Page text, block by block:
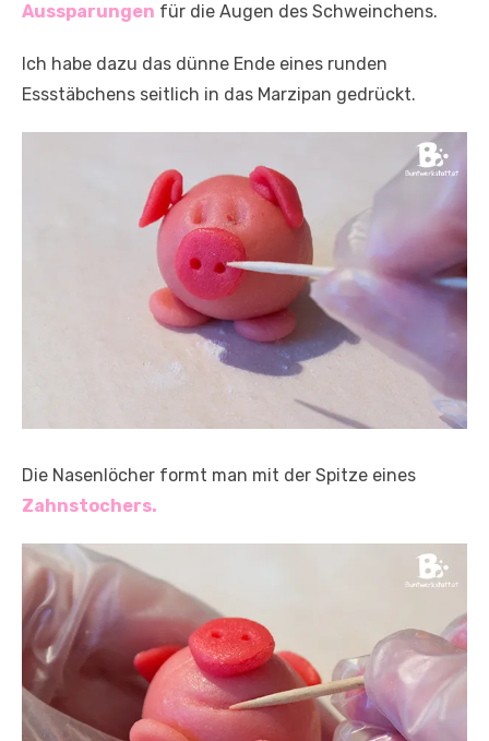
Aussparungen für die Augen des Schweinchens.
Ich habe dazu das dünne Ende eines runden
Essstäbchens seitlich in das Marzipan gedrückt.
Die Nasenlöcher formt man mit der Spitze eines
Zahnstochers.